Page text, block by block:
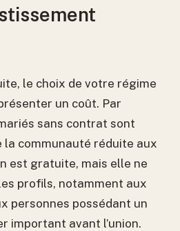
le choix de votre régime
un coût. Par
sans contrat sont
la communauté réduite aux
est gratuite, mais elle ne
profils, notamment aux
personnes possédant un
important avant l’union.